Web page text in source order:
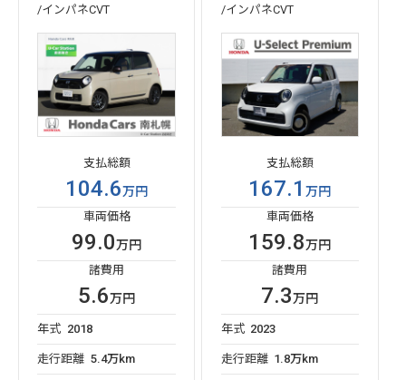
/インパネCVT
支払総額
104.6万円
車両価格
99.0万円
諸費用
5.6万円
年式 2018
走行距離 5.4万km
/インパネCVT
支払総額
167.1万円
車両価格
159.8万円
諸費用
7.3万円
年式 2023
走行距離 1.8万km